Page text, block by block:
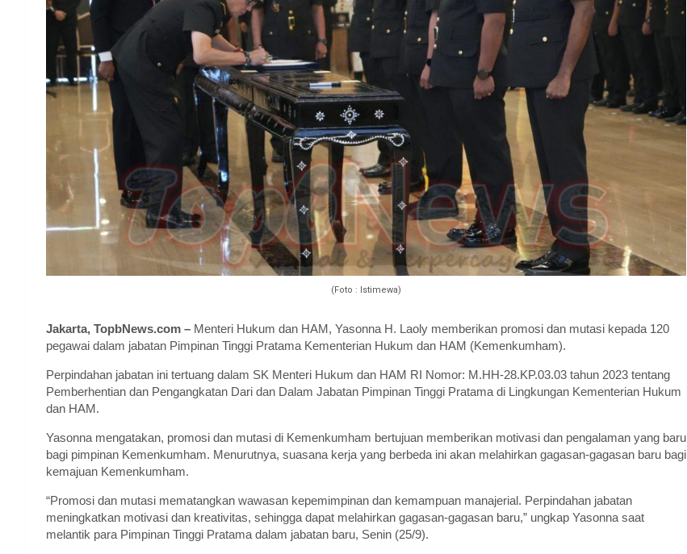
(Foto : Istimewa)
Jakarta, TopbNews.com – Menteri Hukum dan HAM, Yasonna H. Laoly memberikan promosi dan mutasi kepada 120
pegawai dalam jabatan Pimpinan Tinggi Pratama Kementerian Hukum dan HAM (Kemenkumham).
Perpindahan jabatan ini tertuang dalam SK Menteri Hukum dan HAM RI Nomor: M.HH-28.KP.03.03 tahun 2023 tentang
Pemberhentian dan Pengangkatan Dari dan Dalam Jabatan Pimpinan Tinggi Pratama di Lingkungan Kementerian Hukum
dan HAM.
Yasonna mengatakan, promosi dan mutasi di Kemenkumham bertujuan memberikan motivasi dan pengalaman yang baru
bagi pimpinan Kemenkumham. Menurutnya, suasana kerja yang berbeda ini akan melahirkan gagasan-gagasan baru bagi
kemajuan Kemenkumham.
“Promosi dan mutasi mematangkan wawasan kepemimpinan dan kemampuan manajerial. Perpindahan jabatan
meningkatkan motivasi dan kreativitas, sehingga dapat melahirkan gagasan-gagasan baru,” ungkap Yasonna saat
melantik para Pimpinan Tinggi Pratama dalam jabatan baru, Senin (25/9).